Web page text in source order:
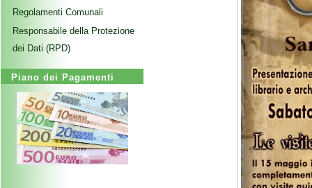
Regolamenti Comunali
Responsabile della Protezione
dei Dati (RPD)
Piano dei Pagamenti